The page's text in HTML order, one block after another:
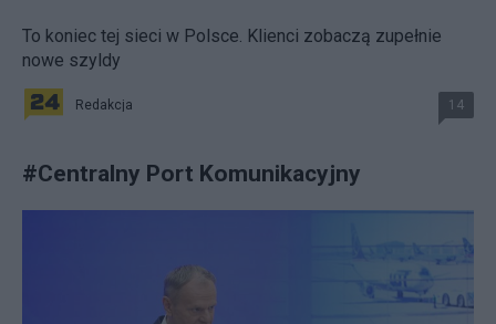
To koniec tej sieci w Polsce. Klienci zobaczą zupełnie
nowe szyldy
Redakcja 14
#Centralny Port Komunikacyjny